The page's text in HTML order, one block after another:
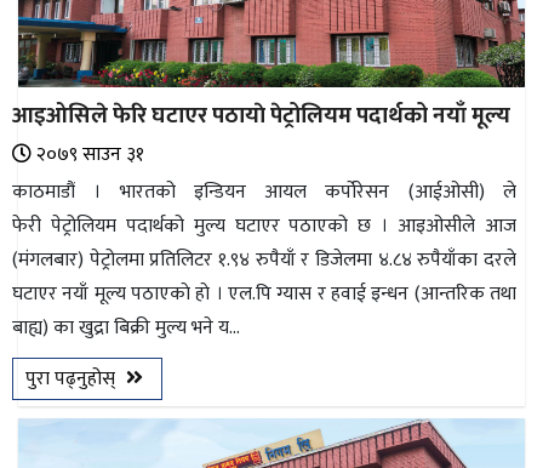
आइओसिले फेरि घटाएर पठायाे पेट्रोलियम पदार्थको नयाँ मूल्य
२०७९ साउन ३१
काठमाडौं । भारतको इन्डियन आयल कर्पोरेसन (आईओसी) ले
फेरी पेट्रोलियम पदार्थको मुल्य घटाएर पठाएको छ । आइओसीले आज
(मंगलबार) पेट्रोलमा प्रतिलिटर १.९४ रुपैयाँ र डिजेलमा ४.८४ रुपैयाँका दरले
घटाएर नयाँ मूल्य पठाएकाे हाे । एल.पि ग्यास र हवाई इन्धन (आन्तरिक तथा
बाह्य) का खुद्रा बिक्री मुल्य भने य...
पुरा पढ्नुहोस्